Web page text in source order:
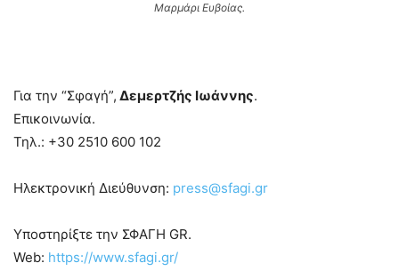
Μαρμάρι Ευβοίας.
Για την “Σφαγή”, Δεμερτζής Ιωάννης.
Επικοινωνία.
Τηλ.: +30 2510 600 102
Ηλεκτρονική Διεύθυνση: press@sfagi.gr
Υποστηρίξτε την ΣΦΑΓΗ GR.
Web: https://www.sfagi.gr/​